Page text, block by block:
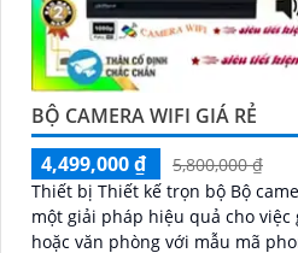
BỘ CAMERA WIFI GIÁ RẺ
4,499,000 ₫
5,800,000 ₫
Thiết bị Thiết kế trọn bộ Bộ
một giải pháp hiệu quả cho
hoặc văn phòng với mẫu mã phong